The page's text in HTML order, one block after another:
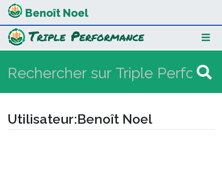
Benoît Noel
Utilisateur:Benoît Noel